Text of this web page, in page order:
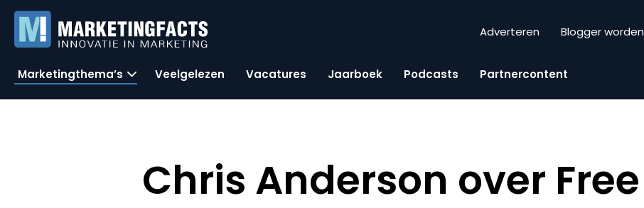
Adverteren Blogger worden
Marketingthema’s Veelgelezen Vacatures Jaarboek Podcasts Partnercontent
Chris Anderson over Free